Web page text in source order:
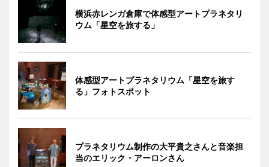
横浜赤レンガ倉庫で体感型アートプラネタリ
ウム「星空を旅する」
体感型アートプラネタリウム「星空を旅す
る」フォトスポット
プラネタリウム制作の大平貴之さんと音楽担
当のエリック・アーロンさん